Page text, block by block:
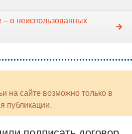
– о неиспользованных
на сайте возможно только в
публикации.